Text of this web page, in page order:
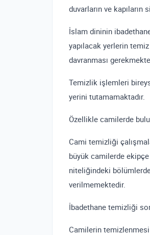
duvarların ve
İslam dininin
yapılacak yerlerin
davranması
Temizlik işlemleri
yerini tutamamaktadır.
Özellikle camilerde
Cami temizliği
büyük camilerde
niteliğindeki
verilmemektedir.
İbadethane temizliği
Camilerin